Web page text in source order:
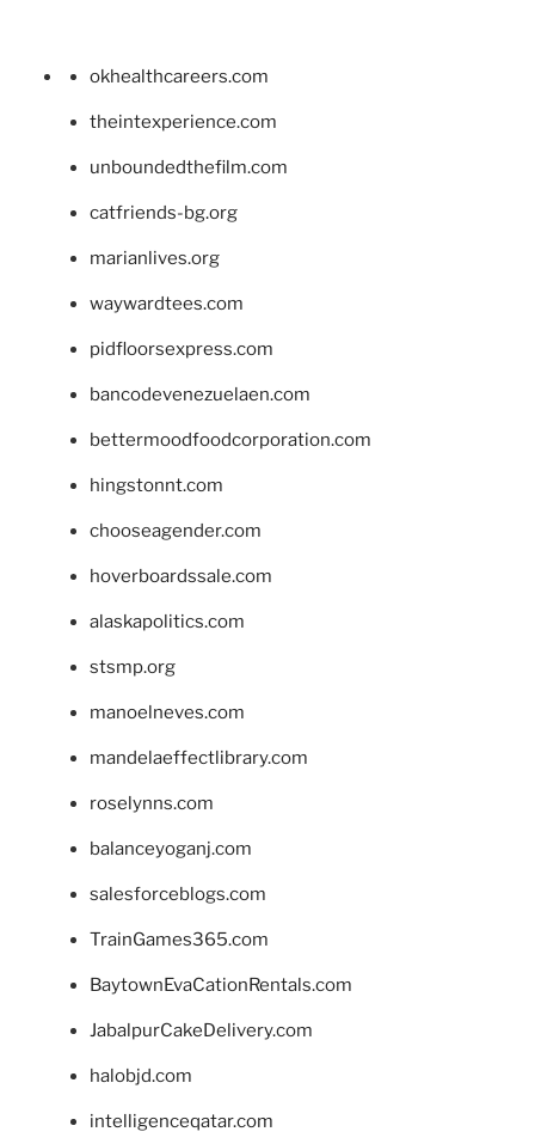
okhealthcareers.com
theintexperience.com
unboundedthefilm.com
catfriends-bg.org
marianlives.org
waywardtees.com
pidfloorsexpress.com
bancodevenezuelaen.com
bettermoodfoodcorporation.com
hingstonnt.com
chooseagender.com
hoverboardssale.com
alaskapolitics.com
stsmp.org
manoelneves.com
mandelaeffectlibrary.com
roselynns.com
balanceyoganj.com
salesforceblogs.com
TrainGames365.com
BaytownEvaCationRentals.com
JabalpurCakeDelivery.com
halobjd.com
intelligenceqatar.com